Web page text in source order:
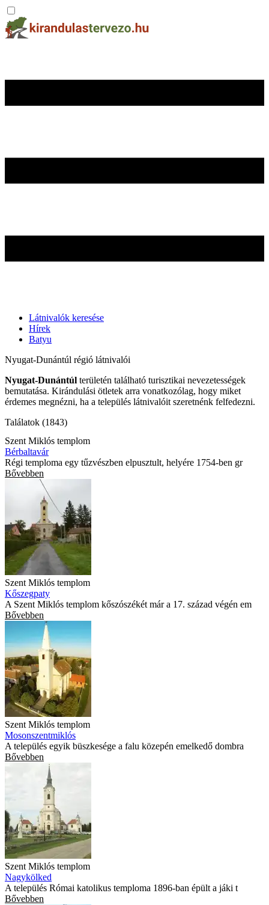
Látnivalók keresése
Hírek
Batyu
Nyugat-Dunántúl régió látnivalói
Nyugat-Dunántúl területén található turisztikai nevezetességek
bemutatása. Kirándulási ötletek arra vonatkozólag, hogy miket
érdemes megnézni, ha a település látnivalóit szeretnénk felfedezni.
Találatok (1843)
Szent Miklós templom
Bérbaltavár
Régi temploma egy tűzvészben elpusztult, helyére 1754-ben gr
Bővebben
Szent Miklós templom
Kőszegpaty
A Szent Miklós templom kőszószékét már a 17. század végén em
Bővebben
Szent Miklós templom
Mosonszentmiklós
A település egyik büszkesége a falu közepén emelkedő dombra
Bővebben
Szent Miklós templom
Nagykölked
A település Római katolikus temploma 1896-ban épült a jáki t
Bővebben